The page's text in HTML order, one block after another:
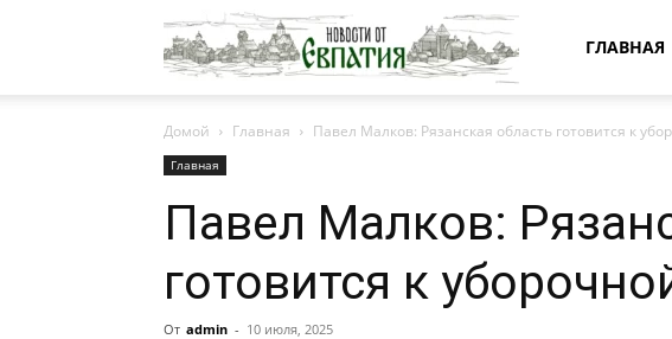
Новости
от
Евпатия
ГЛАВНАЯ
Домой Главная Павел Малков: Рязанская область готовится к
Главная
Павел Малков:
готовится к
От admin - 10 июля, 2025